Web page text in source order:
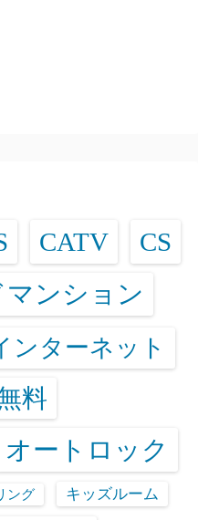
CATV CS
ンション
ンターネット
料
オートロック
ング キッズルーム